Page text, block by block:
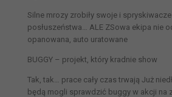
Silne mrozy zrobiły swoje i
posłuszeństwa… ALE ZSowa ekipa nie
opanowana, auto uratowane
BUGGY – projekt, który kradnie show
Tak, tak… prace cały czas trwają Już
będą mogli sprawdzić buggy w akcji na